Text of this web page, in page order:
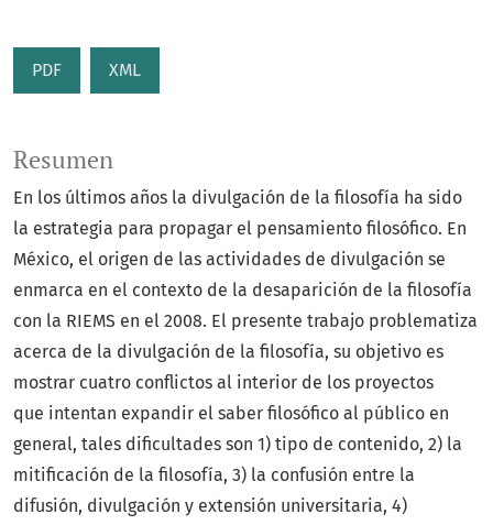
PDF XML
Resumen
En los últimos años la divulgación de la filosofía ha sido
la estrategia para propagar el pensamiento filosófico. En
México, el origen de las actividades de divulgación se
enmarca en el contexto de la desaparición de la filosofía
con la RIEMS en el 2008. El presente trabajo problematiza
acerca de la divulgación de la filosofía, su objetivo es
mostrar cuatro conflictos al interior de los proyectos
que intentan expandir el saber filosófico al público en
general, tales dificultades son 1) tipo de contenido, 2) la
mitificación de la filosofía, 3) la confusión entre la
difusión, divulgación y extensión universitaria, 4)